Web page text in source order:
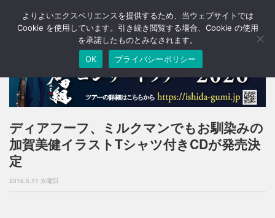
T
o
a
v
g
a
n
ディアフーフ、ミルクマンでもお馴染みの
加賀美健イラストTシャツ付きCDが発売決
定
2016.5.11 水曜日
よりよいエクスペリエンスを提供するため、当ウェブサイトでは
Cookie を使用しています。引き続き閲覧する場合、Cookie の使用
を承諾したものとみなされます。
OK
プライバシーポリシー